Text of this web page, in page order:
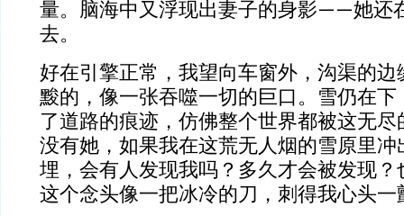
量。脑海中又浮现出妻子的身影——她还
去。
好在引擎正常，我望向车窗外，沟渠的边
黢的，像一张吞噬一切的巨口。雪仍在下
了道路的痕迹，仿佛整个世界都被这无
没有她，如果我在这荒无人烟的雪原里冲
埋，会有人发现我吗？多久才会被发现
这个念头像一把冰冷的刀，刺得我心头一